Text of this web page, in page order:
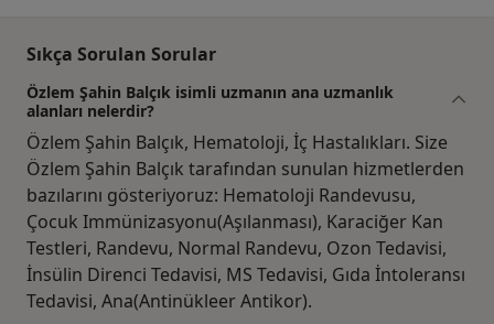
Sıkça Sorulan Sorular
Özlem Şahin Balçık isimli uzmanın ana uzmanlık
alanları nelerdir?
Özlem Şahin Balçık, Hematoloji, İç Hastalıkları. Size
Özlem Şahin Balçık tarafından sunulan hizmetlerden
bazılarını gösteriyoruz: Hematoloji Randevusu,
Çocuk Immünizasyonu(Aşılanması), Karaciğer Kan
Testleri, Randevu, Normal Randevu, Ozon Tedavisi,
İnsülin Direnci Tedavisi, MS Tedavisi, Gıda İntoleransı
Tedavisi, Ana(Antinükleer Antikor).